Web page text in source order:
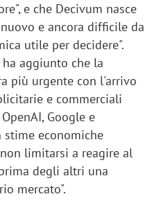
e che Decivum nasce
e ancora difficile da
utile per decidere".
aggiunto che la
più urgente con l'arrivo
e commerciali
Google e
stime economiche
limitarsi a reagire al
degli altri una
mercato".